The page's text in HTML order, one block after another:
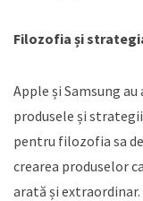
Filozofia și
Apple și Samsung
produsele și
pentru filozofia sa
crearea produselor
arată și